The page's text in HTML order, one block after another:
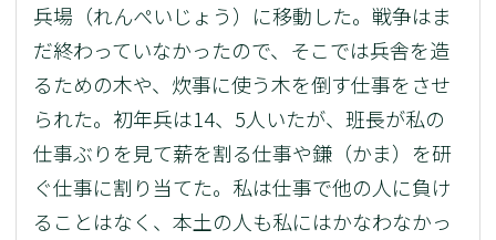
兵場（れんぺいじょう）に移動した。戦争はま
だ終わっていなかったので、そこでは兵舎を造
るための木や、炊事に使う木を倒す仕事をさせ
られた。初年兵は14、5人いたが、班長が私の
仕事ぶりを見て薪を割る仕事や鎌（かま）を研
ぐ仕事に割り当てた。私は仕事で他の人に負け
ることはなく、本土の人も私にはかなわなかっ